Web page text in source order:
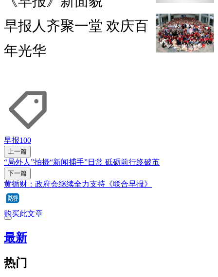
早报人齐聚一堂 欢庆百
年光华
早报100
上一篇
“局外人”拍摄“新闻捕手”日常 砥砺前行终破茧
下一篇
黄循财：政府会继续全力支持《联合早报》
购买此文章
最新
热门